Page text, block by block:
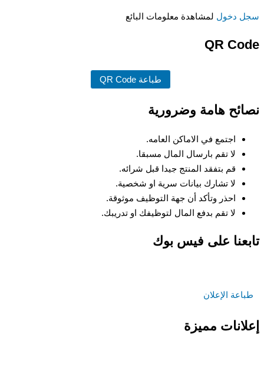
سجل دخول لمشاهدة معلومات البائع
QR Code
طباعة QR Code
نصائح هامة وضرورية
اجتمع في الاماكن العامه.
لا تقم بارسال المال مسبقا.
قم بتفقد المنتج جيدا قبل شرائه.
لا تشارك بيانات سرية او شخصية.
احذر وتأكد أن جهة التوظيف موثوقة.
لا تقم بدفع المال لتوظيفك او تدريبك.
تابعنا على فيس بوك
طباعة الإعلان
إعلانات مميزة